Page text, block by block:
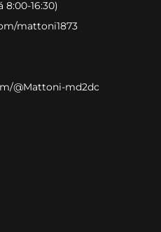
8:00-16:30)
mattoni1873
@Mattoni-md2dc